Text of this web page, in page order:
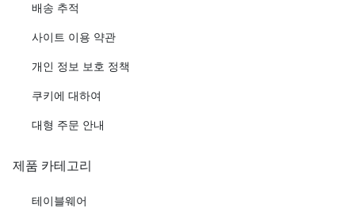
배송 추적
사이트 이용 약관
개인 정보 보호 정책
쿠키에 대하여
대형 주문 안내
제품 카테고리
테이블웨어